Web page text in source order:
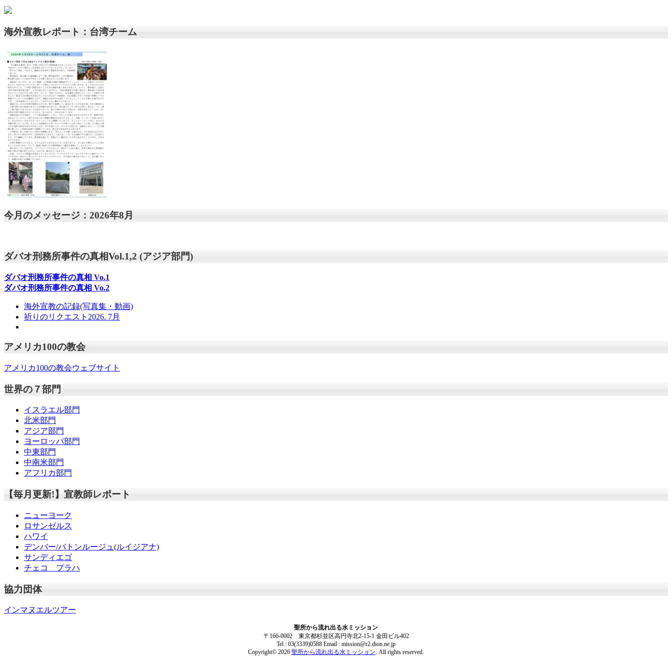
海外宣教レポート：台湾チーム
今月のメッセージ：2026年8月
ダバオ刑務所事件の真相Vol.1,2 (アジア部門)
ダバオ刑務所事件の真相 Vo.1
ダバオ刑務所事件の真相 Vo.2
海外宣教の記録(写真集・動画)
祈りのリクエスト2026. 7月
アメリカ100の教会
アメリカ100の教会ウェブサイト
世界の７部門
イスラエル部門
北米部門
アジア部門
ヨーロッパ部門
中東部門
中南米部門
アフリカ部門
【毎月更新!】宣教師レポート
ニューヨーク
ロサンゼルス
ハワイ
デンバー/バトンルージュ(ルイジアナ)
サンディエゴ
チェコ プラハ
協力団体
インマヌエルツアー
聖所から流れ出る水ミッション
〒166-0002 東京都杉並区高円寺北2-15-1 金田ビル402
Tel : 03(3339)0588 Email : mission@r2.dion.ne.jp
Copyright© 2026 聖所から流れ出る水ミッション. All rights reserved.